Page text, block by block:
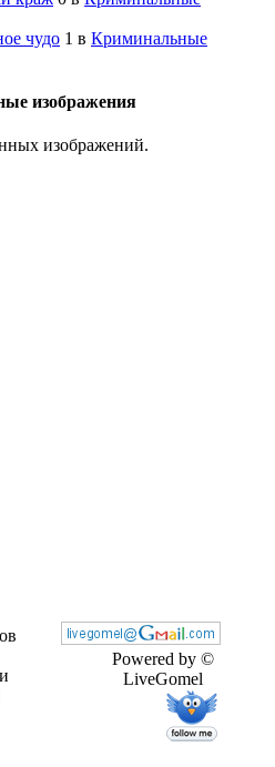
чудо 1 в Криминальные
изображения
изображений.
Powered by ©
LiveGomel